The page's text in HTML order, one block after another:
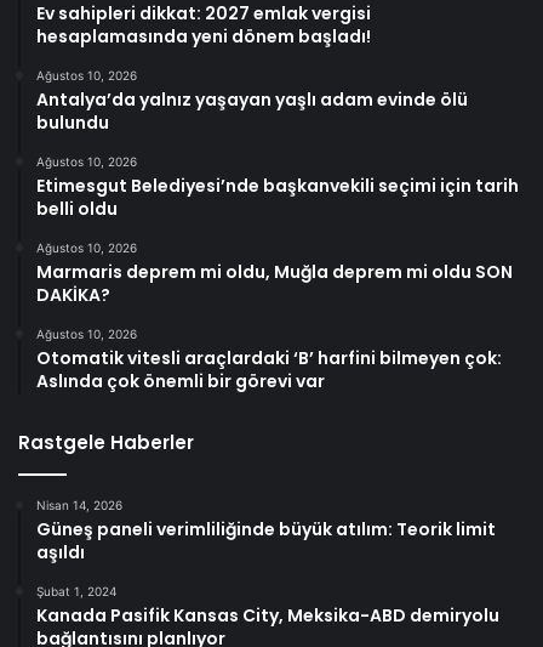
Ev sahipleri dikkat: 2027 emlak vergisi
hesaplamasında yeni dönem başladı!
Ağustos 10, 2026
Antalya’da yalnız yaşayan yaşlı adam evinde ölü
bulundu
Ağustos 10, 2026
Etimesgut Belediyesi’nde başkanvekili seçimi için tarih
belli oldu
Ağustos 10, 2026
Marmaris deprem mi oldu, Muğla deprem mi oldu SON
DAKİKA?
Ağustos 10, 2026
Otomatik vitesli araçlardaki ‘B’ harfini bilmeyen çok:
Aslında çok önemli bir görevi var
Rastgele Haberler
Nisan 14, 2026
Güneş paneli verimliliğinde büyük atılım: Teorik limit
aşıldı
Şubat 1, 2024
Kanada Pasifik Kansas City, Meksika-ABD demiryolu
bağlantısını planlıyor